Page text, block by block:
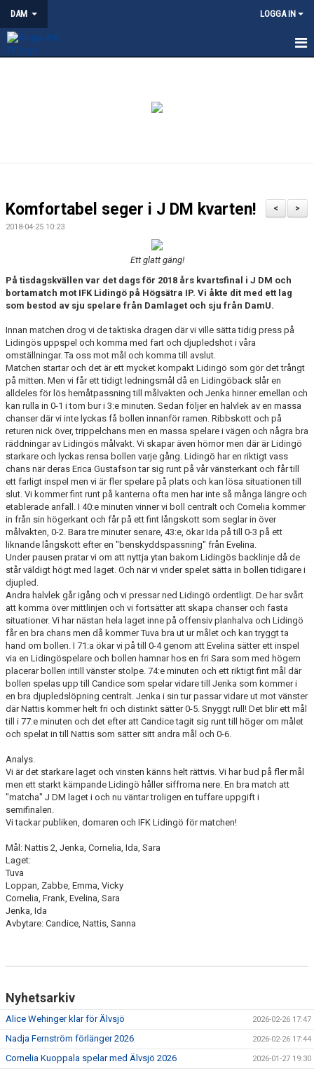
DAM LOGGA IN
MATCHER
>
<
Komfortabel seger i J DM kvarten!
2018-04-25 10:23
Ett glatt gäng!
På tisdagskvällen var det dags för 2018 års kvartsfinal i J DM och
bortamatch mot IFK Lidingö på Högsätra IP. Vi åkte dit med ett lag
som bestod av sju spelare från Damlaget och sju från DamU.
Innan matchen drog vi de taktiska dragen där vi ville sätta tidig press på
Lidingös uppspel och komma med fart och djupledshot i våra
omställningar. Ta oss mot mål och komma till avslut.
Matchen startar och det är ett mycket kompakt Lidingö som gör det trångt
på mitten. Men vi får ett tidigt ledningsmål då en Lidingöback slår en
alldeles för lös hemåtpassning till målvakten och Jenka hinner emellan och
kan rulla in 0-1 i tom bur i 3:e minuten. Sedan följer en halvlek av en massa
chanser där vi inte lyckas få bollen innanför ramen. Ribbskott och på
returen nick över, trippelchans men en massa spelare i vägen och några bra
räddningar av Lidingös målvakt. Vi skapar även hörnor men där är Lidingö
starkare och lyckas rensa bollen varje gång. Lidingö har en riktigt vass
chans när deras Erica Gustafson tar sig runt på vår vänsterkant och får till
ett farligt inspel men vi är fler spelare på plats och kan lösa situationen till
slut. Vi kommer fint runt på kanterna ofta men har inte så många längre och
etablerade anfall. I 40:e minuten vinner vi boll centralt och Cornelia kommer
in från sin högerkant och får på ett fint långskott som seglar in över
målvakten, 0-2. Bara tre minuter senare, 43:e, ökar Ida på till 0-3 på ett
liknande långskott efter en "benskyddspassning" från Evelina.
Under pausen pratar vi om att nyttja ytan bakom Lidingös backlinje då de
står väldigt högt med laget. Och när vi vrider spelet sätta in bollen tidigare i
djupled.
Andra halvlek går igång och vi pressar ned Lidingö ordentligt. De har svårt
att komma över mittlinjen och vi fortsätter att skapa chanser och fasta
situationer. Vi har nästan hela laget inne på offensiv planhalva och Lidingö
får en bra chans men då kommer Tuva bra ut ur målet och kan tryggt ta
hand om bollen. I 71:a ökar vi på till 0-4 genom att Evelina sätter ett inspel
via en Lidingöspelare och bollen hamnar hos en fri Sara som med högern
placerar bollen intill vänster stolpe. 74:e minuten och ett riktigt fint mål där
bollen spelas upp till Candice som spelar vidare till Jenka som kommer i
en bra djupledslöpning centralt. Jenka i sin tur passar vidare ut mot vänster
där Nattis kommer helt fri och distinkt sätter 0-5. Snyggt rull! Det blir ett mål
till i 77:e minuten och det efter att Candice tagit sig runt till höger om målet
och spelat in till Nattis som sätter sitt andra mål och 0-6.
Analys.
Vi är det starkare laget och vinsten känns helt rättvis. Vi har bud på fler mål
men ett starkt kämpande Lidingö håller siffrorna nere. En bra match att
"matcha" J DM laget i och nu väntar troligen en tuffare uppgift i
semifinalen.
Vi tackar publiken, domaren och IFK Lidingö för matchen!
Mål: Nattis 2, Jenka, Cornelia, Ida, Sara
Laget:
Tuva
Loppan, Zabbe, Emma, Vicky
Cornelia, Frank, Evelina, Sara
Jenka, Ida
Avbytare: Candice, Nattis, Sanna
Nyhetsarkiv
Alice Wehinger klar för Älvsjö 2026-02-26 17:47
Nadja Fernström förlänger 2026 2026-02-26 17:44
Cornelia Kuoppala spelar med Älvsjö 2026 2026-01-27 19:30